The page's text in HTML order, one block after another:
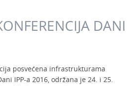
DANI
posvećena infrastrukturama
IPP-a 2016, održana je 24. i 25.